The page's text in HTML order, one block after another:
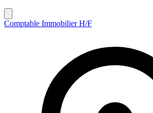
Comptable Immobilier H/F